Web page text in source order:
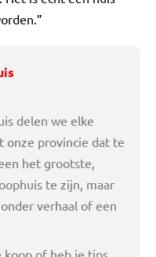
delen we elke
onze provincie dat te
het grootste,
te zijn, maar
verhaal of een
koop of heb je tips